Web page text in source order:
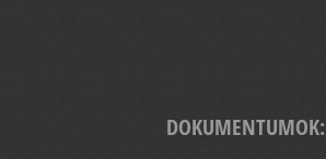
DOKUMENTUMOK: